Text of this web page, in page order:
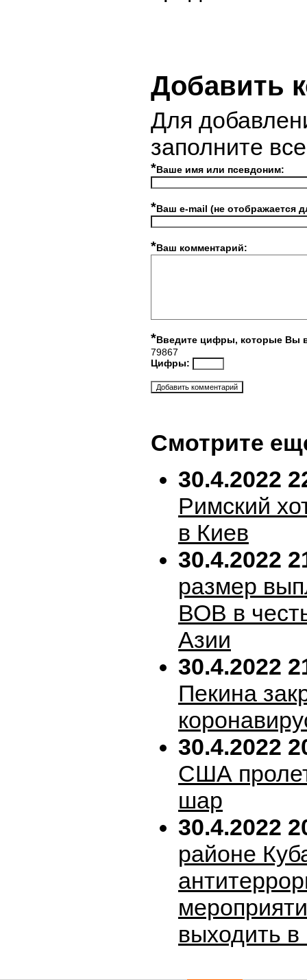
Добавить
Для
заполните
*Ваше имя или псевдоним:
*Ваш e-mail (не отображается
*Ваш комментарий:
*Введите цифры, которые Вы
79867
Цифры:
Смотрите
30.4.2022
Римский
в Киев
30.4.2022
размер
ВОВ в
Азии
30.4.2022
Пекина
30.4.2022
США
шар
30.4.2022
районе
выходить